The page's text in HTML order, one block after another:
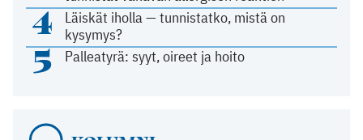
4
Läiskät iholla — tunnistatko, mistä on
kysymys?
5 Palleatyrä: syyt, oireet ja hoito